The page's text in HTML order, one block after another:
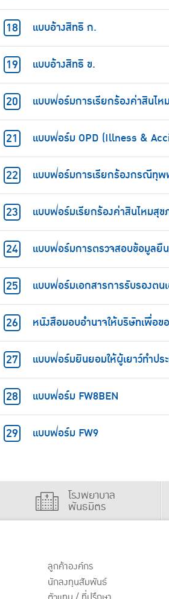
แบบอ้างสิทธิ ก.
แบบอ้างสิทธิ ข.
แบบฟอร์มการเรียกร้องค่าสินไ
แบบฟอร์ม OPD (Illness &
แบบฟอร์มการเรียกร้องกรณีทุพ
แบบฟอร์มเรียกร้องค่าสินไหมสุ
แบบฟอร์มการตรวจสอบข้อมูลยื
แบบฟอร์มเอกสารการรับรองต
หนังสือมอบอำนาจให้บริษัทเพื่อ
แบบฟอร์มยินยอมให้ผู้เยาว์ทำปร
แบบฟอร์ม FW8BEN
แบบฟอร์ม FW9
โรงพยาบาล
พันธมิตร
ลูกค้าองค์กร
นักลงทุนสัมพันธ์